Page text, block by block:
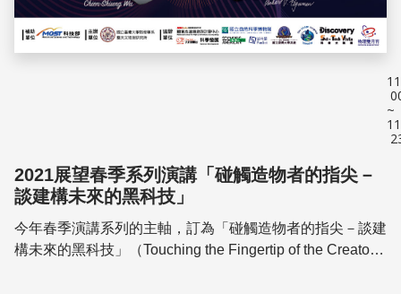
~
2021展望春季系列演講「碰觸造物者的指尖－
談建構未來的黑科技」
今年春季演講系列的主軸，訂為「碰觸造物者的指尖－談建
構未來的黑科技」（Touching the Fingertip of the Creator